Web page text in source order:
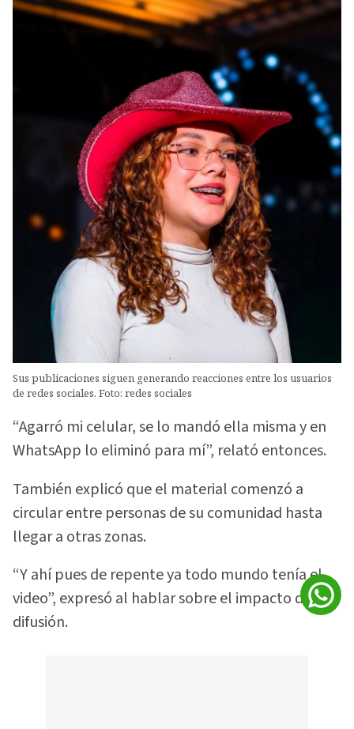
Sus publicaciones siguen generando reacciones entre los usuarios
de redes sociales. Foto: redes sociales
“Agarró mi celular, se lo mandó ella misma y en
WhatsApp lo eliminó para mí”, relató entonces.
También explicó que el material comenzó a
circular entre personas de su comunidad hasta
llegar a otras zonas.
“Y ahí pues de repente ya todo mundo tenía el
video”, expresó al hablar sobre el impacto de la
difusión.